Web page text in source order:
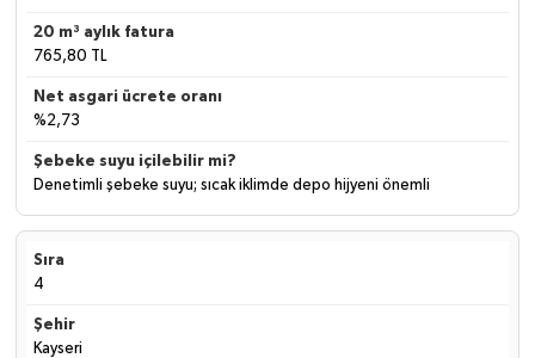
765,80 TL
%2,73
Denetimli şebeke suyu; sıcak iklimde depo hijyeni önemli
4
Kayseri